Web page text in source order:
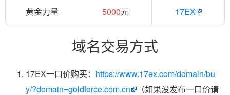
黄金力量
5000元 17EX
域名交易方式
17EX一口价购买： https://www.17ex.com/domain/bu
y/?domain=goldforce.com.cn
（如果没发布一口价请